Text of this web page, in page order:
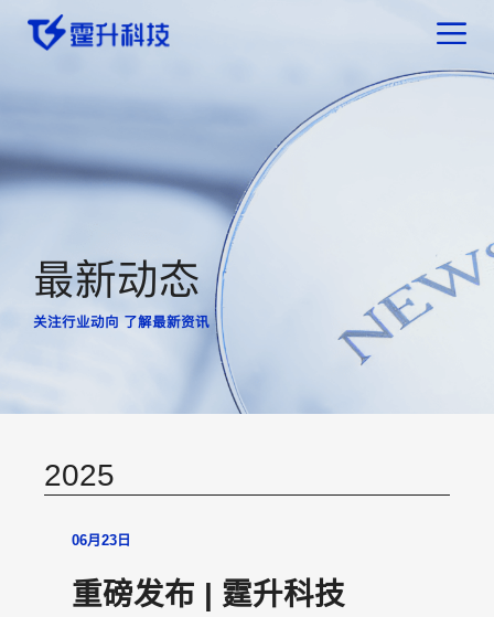
最新动态
关注行业动向 了解最新资讯
2025
06月23日
重磅发布 | 霆升科技